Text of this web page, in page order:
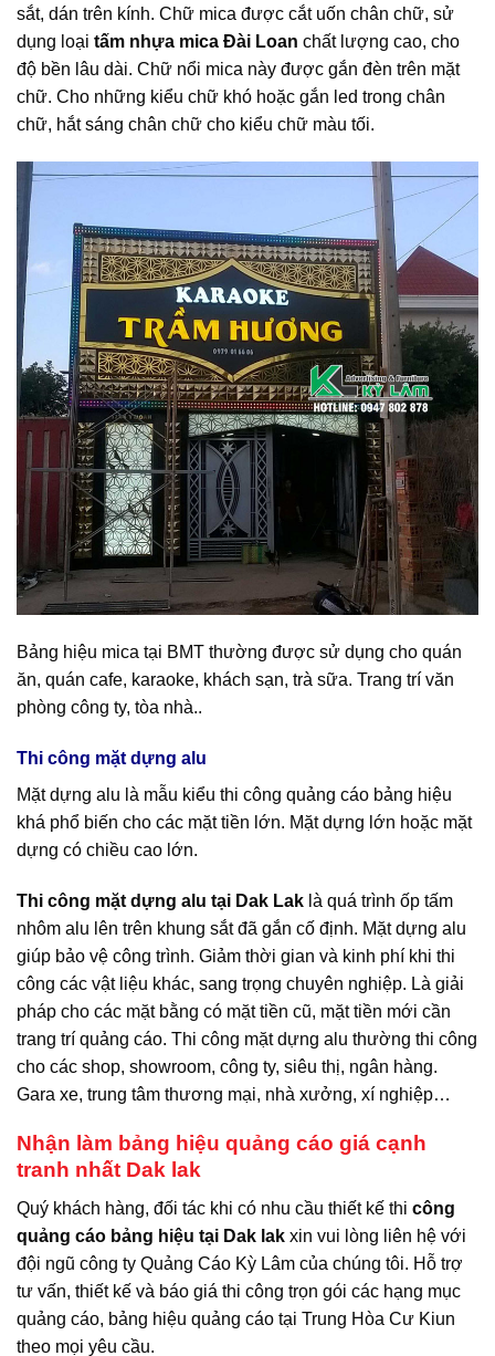
sắt, dán trên kính. Chữ mica được cắt uốn chân chữ, sử
dụng loại tấm nhựa mica Đài Loan chất lượng cao, cho
độ bền lâu dài. Chữ nổi mica này được gắn đèn trên mặt
chữ. Cho những kiểu chữ khó hoặc gắn led trong chân
chữ, hắt sáng chân chữ cho kiểu chữ màu tối.
Bảng hiệu mica tại BMT thường được sử dụng cho quán
ăn, quán cafe, karaoke, khách sạn, trà sữa. Trang trí văn
phòng công ty, tòa nhà..
Thi công mặt dựng alu
Mặt dựng alu là mẫu kiểu thi công quảng cáo bảng hiệu
khá phổ biến cho các mặt tiền lớn. Mặt dựng lớn hoặc mặt
dựng có chiều cao lớn.
Thi công mặt dựng alu tại Dak Lak là quá trình ốp tấm
nhôm alu lên trên khung sắt đã gắn cố định. Mặt dựng alu
giúp bảo vệ công trình. Giảm thời gian và kinh phí khi thi
công các vật liệu khác, sang trọng chuyên nghiệp. Là giải
pháp cho các mặt bằng có mặt tiền cũ, mặt tiền mới cần
trang trí quảng cáo. Thi công mặt dựng alu thường thi công
cho các shop, showroom, công ty, siêu thị, ngân hàng.
Gara xe, trung tâm thương mại, nhà xưởng, xí nghiệp…
Nhận làm bảng hiệu quảng cáo giá cạnh
tranh nhất Dak lak
Quý khách hàng, đối tác khi có nhu cầu thiết kế thi công
quảng cáo bảng hiệu tại Dak lak xin vui lòng liên hệ với
đội ngũ công ty Quảng Cáo Kỳ Lâm của chúng tôi. Hỗ trợ
tư vấn, thiết kế và báo giá thi công trọn gói các hạng mục
quảng cáo, bảng hiệu quảng cáo tại Trung Hòa Cư Kiun
theo mọi yêu cầu.